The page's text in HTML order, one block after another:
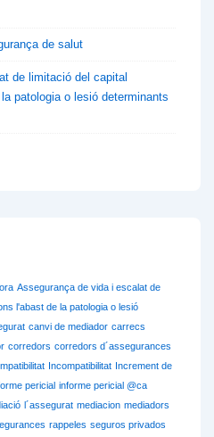
de salut
de limitació del capital
patologia o lesió determinants
Assegurança de vida i escalat de
l'abast de la patologia o lesió
canvi de mediador carrecs
corredors corredors d´assegurances
Incompatibilitat Increment de
pericial informe pericial @ca
l´assegurat mediacion mediadors
rappeles seguros privados